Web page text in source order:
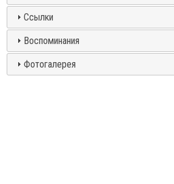
Ссылки
Воспоминания
Фотогалерея